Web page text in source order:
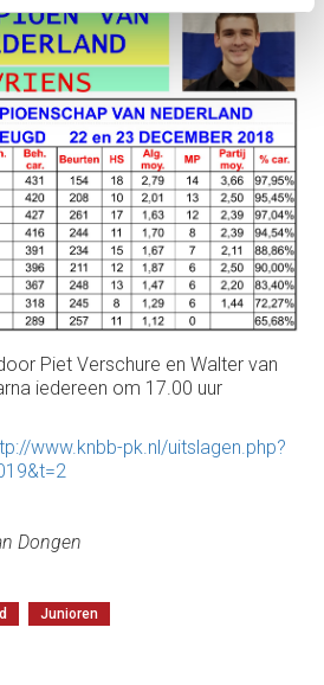
Piet Verschure en Walter van
iedereen om 17.00 uur
www.knbb-pk.nl/uitslagen.php?
Dongen
Junioren